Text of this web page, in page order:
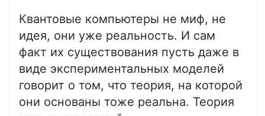
Квантовые компьютеры не миф, не
идея, они уже реальность. И сам
факт их существования пусть даже в
виде экспериментальных моделей
говорит о том, что теория, на которой
они основаны тоже реальна. Теория